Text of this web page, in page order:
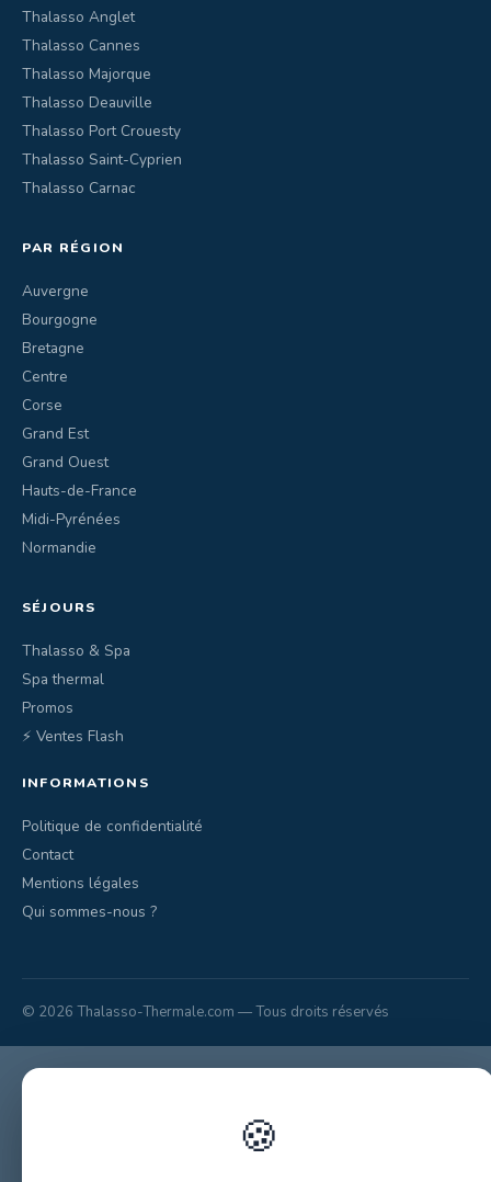
Thalasso Anglet
Thalasso Cannes
Thalasso Majorque
Thalasso Deauville
Thalasso Port Crouesty
Thalasso Saint-Cyprien
Thalasso Carnac
PAR RÉGION
Auvergne
Bourgogne
Bretagne
Centre
Corse
Grand Est
Grand Ouest
Hauts-de-France
Midi-Pyrénées
Normandie
SÉJOURS
Thalasso & Spa
Spa thermal
Promos
⚡ Ventes Flash
INFORMATIONS
Politique de confidentialité
Contact
Mentions légales
Qui sommes-nous ?
© 2026 Thalasso-Thermale.com — Tous droits réservés
🍪